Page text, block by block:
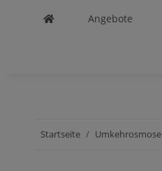
Angebote
Startseite Umkehrosmose